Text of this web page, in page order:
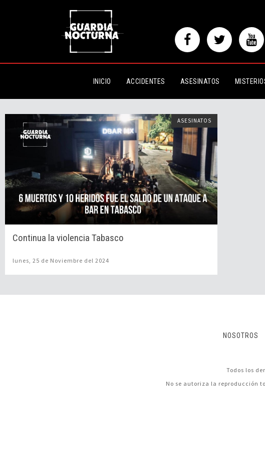
INICIO ACCIDENTES ASESINATOS
ASESINATOS
Continua la violencia Tabasco
lunes, 25 de Noviembre del 2024
NOSOTROS
Todos los
No se autoriza la reproducción